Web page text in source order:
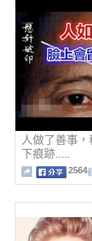
人做了善事
下痕跡.....
2564